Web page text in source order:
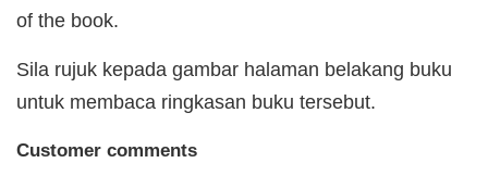
of the book.
Sila rujuk kepada gambar halaman belakang buku
untuk membaca ringkasan buku tersebut.
Customer comments